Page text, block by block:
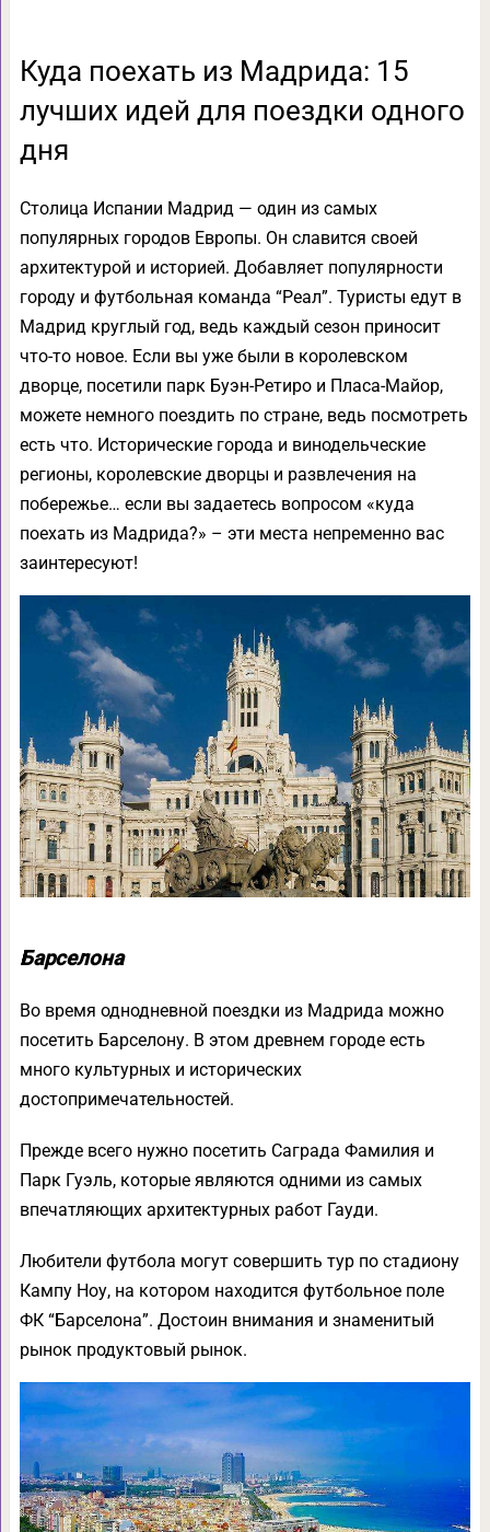
Куда поехать из Мадрида: 15
лучших идей для поездки одного
дня
Столица Испании Мадрид — один из самых
популярных городов Европы. Он славится своей
архитектурой и историей. Добавляет популярности
городу и футбольная команда “Реал”. Туристы едут в
Мадрид круглый год, ведь каждый сезон приносит
что-то новое. Если вы уже были в королевском
дворце, посетили парк Буэн-Ретиро и Пласа-Майор,
можете немного поездить по стране, ведь посмотреть
есть что. Исторические города и винодельческие
регионы, королевские дворцы и развлечения на
побережье… если вы задаетесь вопросом «куда
поехать из Мадрида?» – эти места непременно вас
заинтересуют!
Барселона
Во время однодневной поездки из Мадрида можно
посетить Барселону. В этом древнем городе есть
много культурных и исторических
достопримечательностей.
Прежде всего нужно посетить Саграда Фамилия и
Парк Гуэль, которые являются одними из самых
впечатляющих архитектурных работ Гауди.
Любители футбола могут совершить тур по стадиону
Кампу Ноу, на котором находится футбольное поле
ФК “Барселона”. Достоин внимания и знаменитый
рынок продуктовый рынок.